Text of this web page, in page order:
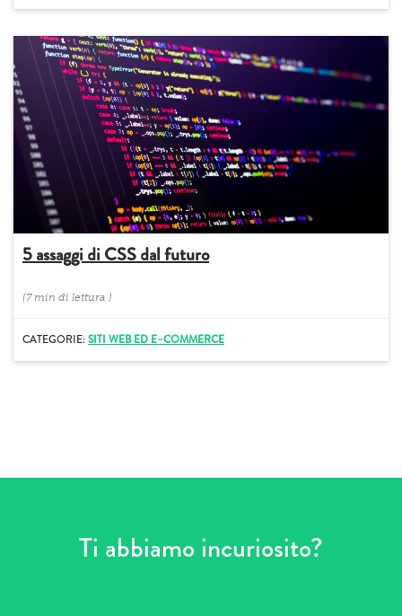
5 assaggi di CSS dal futuro
(7 min di lettura )
CATEGORIE:SITI WEB ED E–COMMERCE
Ti abbiamo incuriosito?